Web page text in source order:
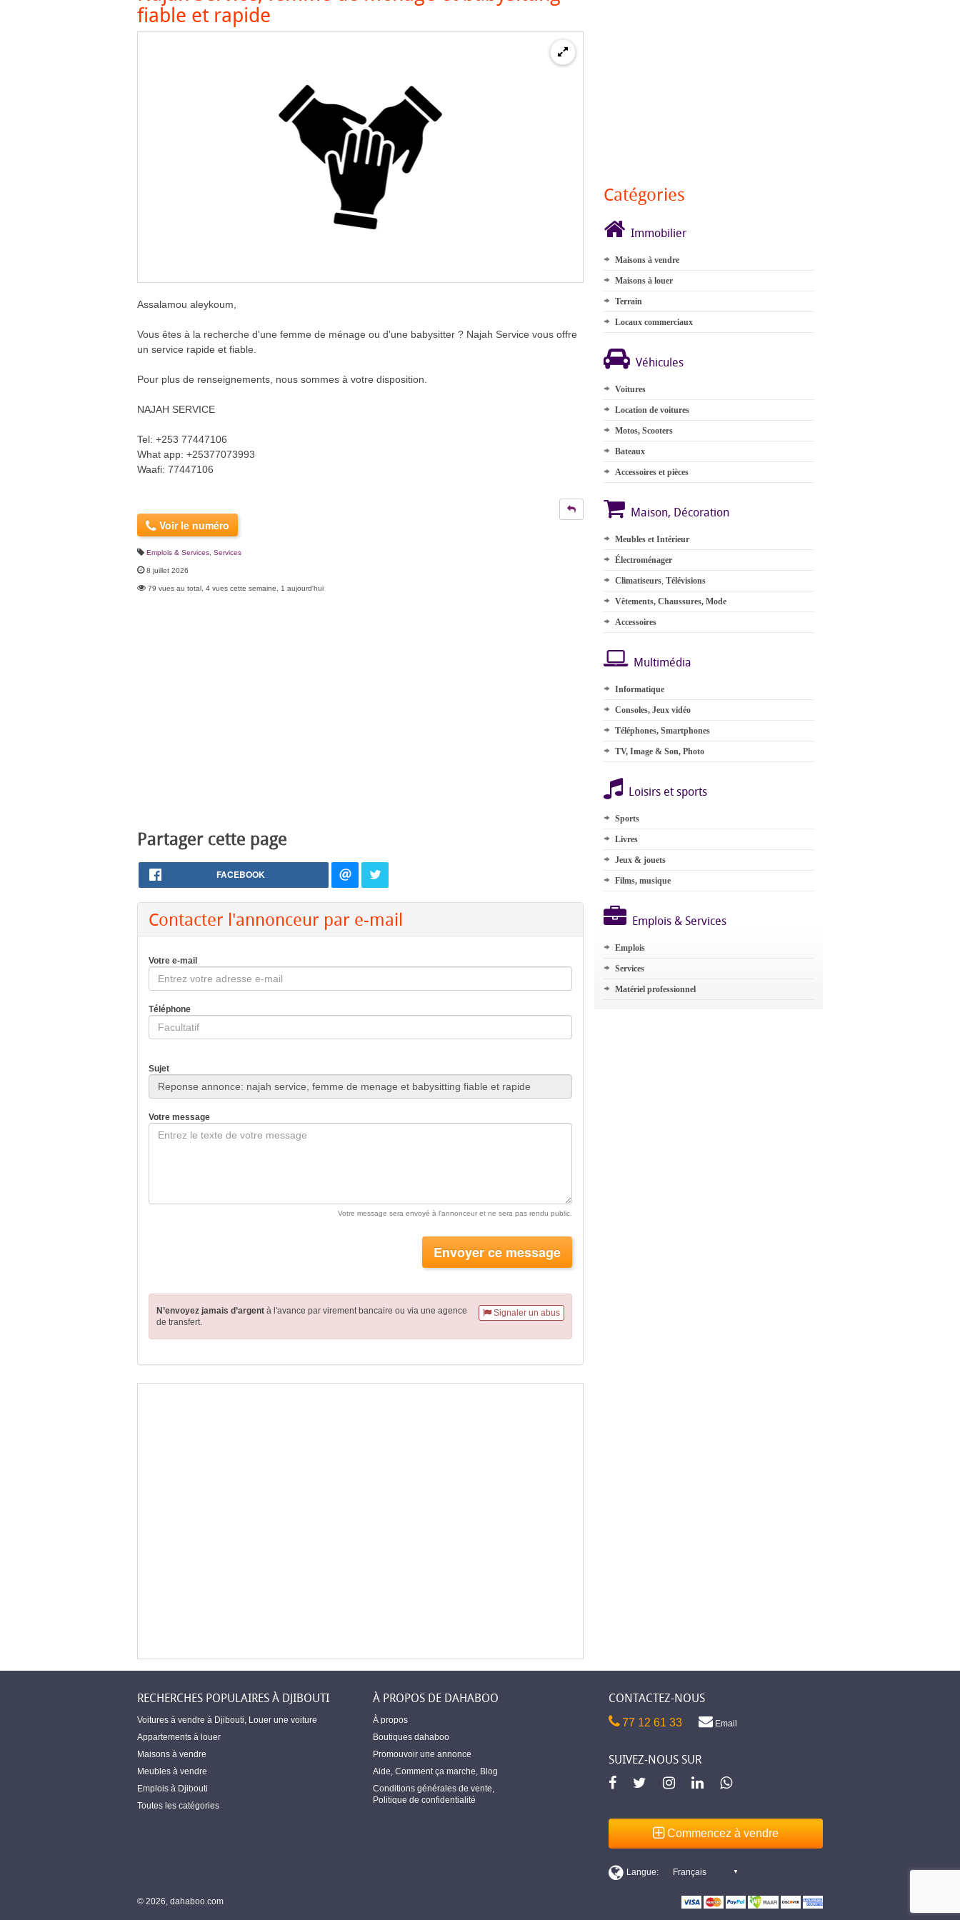
fiable et rapide
Assalamou aleykoum,
Vous êtes à la recherche d'une femme de ménage ou d'une babysitter ? Najah Service vous offre
un service rapide et fiable.
Pour plus de renseignements, nous sommes à votre disposition.
NAJAH SERVICE
Tel: +253 77447106
What app: +25377073993
Waafi: 77447106
Voir le numéro
Emplois & Services Services
8 juillet 2026
79 vues au total, 4 vues cette semaine, 1 aujourd'hui
Partager cette page
FACEBOOK
Contacter l'annonceur par e-mail
Votre e-mail
Téléphone
Sujet
Votre message
Votre message sera envoyé à l'annonceur et ne sera pas rendu public.
Envoyer ce message
Signaler un abus
N’envoyez jamais d’argent à l'avance par virement bancaire ou via une agence
de transfert.
Catégories
Immobilier
Maisons à vendre
Maisons à louer
Terrain
Locaux commerciaux
Véhicules
Voitures
Location de voitures
Motos, Scooters
Bateaux
Accessoires et pièces
Maison, Décoration
Meubles et Intérieur
Électroménager
Climatiseurs, Télévisions
Vêtements, Chaussures, Mode
Accessoires
Multimédia
Informatique
Consoles, Jeux vidéo
Téléphones, Smartphones
TV, Image & Son, Photo
Loisirs et sports
Sports
Livres
Jeux & jouets
Films, musique
Emplois & Services
Emplois
Services
Matériel professionnel
RECHERCHES POPULAIRES À DJIBOUTI
Voitures à vendre à Djibouti Louer une voiture
Appartements à louer
Maisons à vendre
Meubles à vendre
Emplois à Djibouti
Toutes les catégories
À PROPOS DE DAHABOO
À propos
Boutiques dahaboo
Promouvoir une annonce
Aide Comment ça marche Blog
Conditions générales de vente
Politique de confidentialité
CONTACTEZ-NOUS
77 12 61 33 Email
SUIVEZ-NOUS SUR
Commencez à vendre
© 2026, dahaboo.com